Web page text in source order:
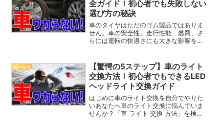
全ガイド！初心者でも失敗しない
選び方の秘訣
車のタイヤはただのゴム製品ではありま
せん。車の安全性、走行性能、燃費、さ
らには運転の快適さにも大きな影響を与
きたすこともあります。この記事では、
タイヤサイズの基本的な見...
車の知識
【驚愕の5ステップ】車のライト
交換方法！初心者でもできるLED
ヘッドライト交換ガイド
はじめに車のライト交換を自分でやりた
いあなたへ車のライト交換に悩んでいま
せんか？「車 ライト 交換 方法」を検索